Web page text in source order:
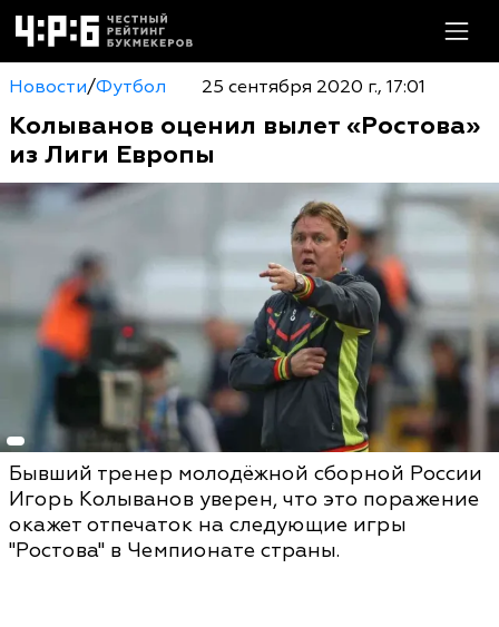
Новости/Футбол 25 сентября 2020 г., 17:01
Колыванов оценил вылет «Ростова»
из Лиги Европы
Бывший тренер молодёжной сборной России
Игорь Колыванов уверен, что это поражение
окажет отпечаток на следующие игры
"Ростова" в Чемпионате страны.